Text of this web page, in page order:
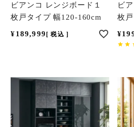
ビアンコ レンジボード１
枚戸タイプ 幅120-160cm
¥189,999 税込
ビ
枚
¥